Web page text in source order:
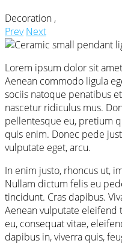
Decoration ,
Prev Next
Lorem ipsum dolor sit
Aenean commodo ligula
sociis natoque penatibus
nascetur ridiculus mus.
pellentesque eu, pretium
quis enim. Donec pede
vulputate eget, arcu.
In enim justo, rhoncus ut,
Nullam dictum felis eu
tincidunt. Cras dapibus.
Aenean vulputate eleifend
eu, consequat vitae,
dapibus in, viverra quis,